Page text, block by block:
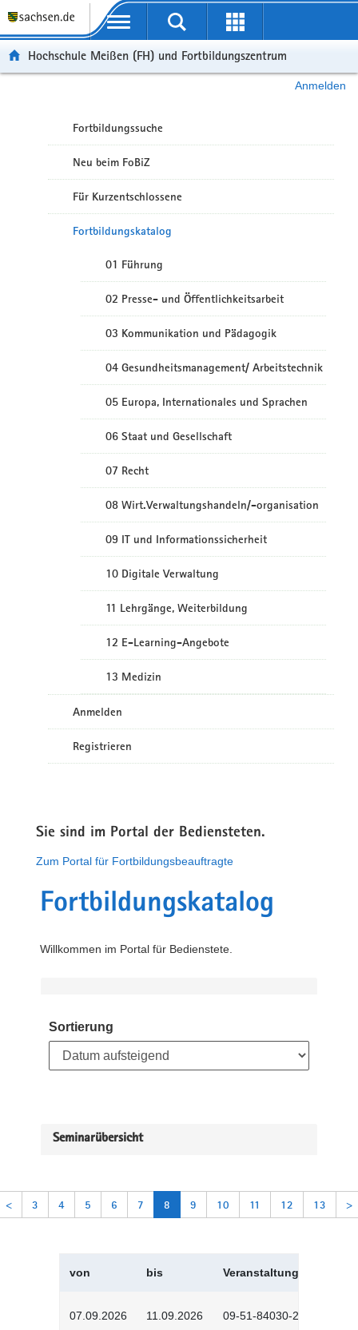
Portalübergreifende Navigation
Hochschule Meißen (FH) und Fortbildungszentrum
Anmelden
Fortbildungssuche
Neu beim FoBiZ
Für Kurzentschlossene
Fortbildungskatalog
01 Führung
02 Presse- und Öffentlichkeitsarbeit
03 Kommunikation und Pädagogik
04 Gesundheitsmanagement/ Arbeitstechnik
05 Europa, Internationales und Sprachen
06 Staat und Gesellschaft
07 Recht
08 Wirt.Verwaltungshandeln/-organisation
09 IT und Informationssicherheit
10 Digitale Verwaltung
11 Lehrgänge, Weiterbildung
12 E-Learning-Angebote
13 Medizin
Anmelden
Registrieren
Sie sind im Portal der Bediensteten.
Zum Portal für Fortbildungsbeauftragte
Fortbildungskatalog
Willkommen im Portal für Bedienstete.
Sortierung
Seminarübersicht
< 3 4 5 6 7 8 9 10 11 12 13 >
von bis Veranstaltungskürzel
07.09.2026 11.09.2026 09-51-84030-2601